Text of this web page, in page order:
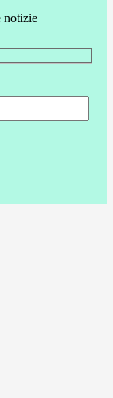
notizie